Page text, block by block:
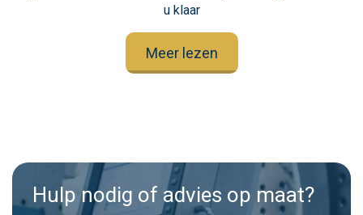
u klaar
Meer lezen
Hulp nodig of advies op maat?